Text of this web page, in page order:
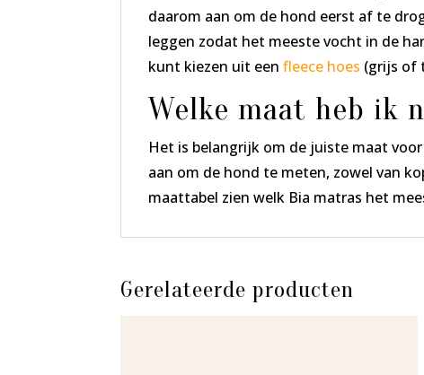
daarom aan om de hond eerst af te
leggen zodat het meeste vocht in de
kunt kiezen uit eenfleece hoes (grijs of
Welke maat heb ik
Het is belangrijk om de juiste maat
aan om de hond te meten, zowel van
maattabel zien welk Bia matras het
Gerelateerde producten